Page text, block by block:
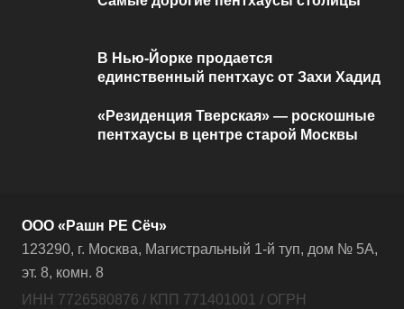
В Нью-Йорке продается
единственный пентхаус от Захи Хадид
«Резиденция Тверская» — роскошные
пентхаусы в центре старой Москвы
ООО «Рашн РЕ Сёч»
123290, г. Москва, Магистральный 1-й туп, дом № 5А,
эт. 8, комн. 8
ИНН 7726580876 / КПП 771401001 / ОГРН